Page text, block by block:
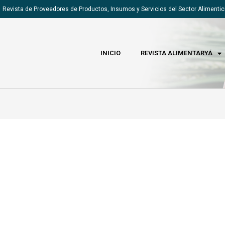
Revista de Proveedores de Productos, Insumos y Servicios del Sector
INICIO
REVISTA ALIMENTARYÁ